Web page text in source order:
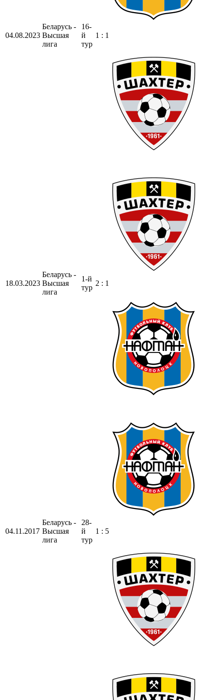
04.08.2023
Беларусь -
Высшая
лига
16-
й
тур
1 : 1
18.03.2023
Беларусь -
Высшая
лига
1-й
тур
2 : 1
04.11.2017
Беларусь -
Высшая
лига
28-
й
тур
1 : 5